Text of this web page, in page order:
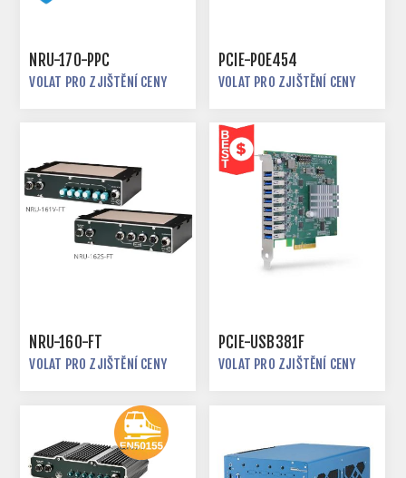
NRU-170-PPC
VOLAT PRO ZJIŠTĚNÍ CENY
PCIE-POE454
VOLAT PRO ZJIŠTĚNÍ CENY
NRU-160-FT
VOLAT PRO ZJIŠTĚNÍ CENY
PCIE-USB381F
VOLAT PRO ZJIŠTĚNÍ CENY